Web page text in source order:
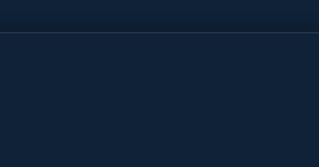
dingen in
winkel wordt momenteel